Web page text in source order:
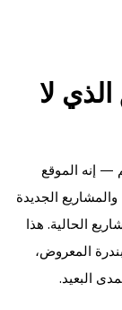
لا
— إنه الموقع
الجديدة
الحالية. هذا
المعروض،
البعيد.